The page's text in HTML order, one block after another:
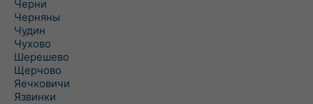
Черни
Черняны
Чудин
Чухово
Шерешево
Щерчово
Яечковичи
Язвинки